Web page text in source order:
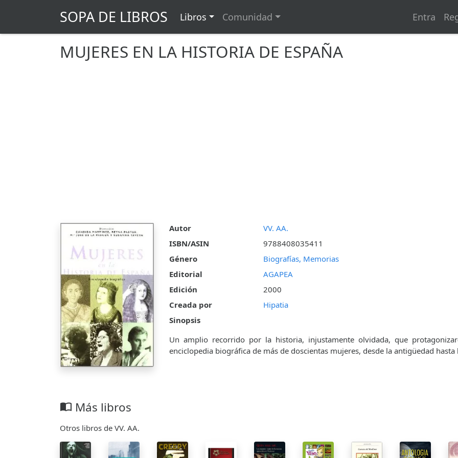
SOPA DE LIBROS Libros Comunidad Entra
MUJERES EN LA HISTORIA DE ESPAÑA
Autor
VV. AA.
ISBN/ASIN
9788408035411
Género
Biografías, Memorias
Editorial
AGAPEA
Edición
2000
Creada por
Hipatia
Sinopsis
Un amplio recorrido por la historia, injustamente olvidada, que
enciclopedia biográfica de más de doscientas mujeres, desde la antigüedad hasta
import_contacts Más libros
Otros libros de VV. AA.